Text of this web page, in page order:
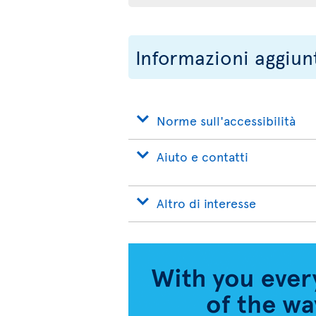
Informazioni
Norme sull'accessibilità
Aiuto e contatti
Altro di interesse